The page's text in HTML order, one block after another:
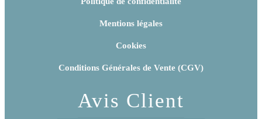
Mentions légales
Cookies
Conditions Générales de Vente (CGV)
Avis Client